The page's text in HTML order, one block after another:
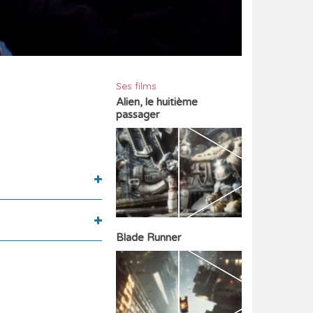
Ses films
Alien, le huitième
passager
Blade Runner